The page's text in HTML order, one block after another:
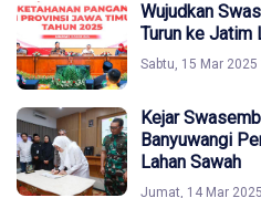
Wujudkan
Turun ke Jatim
Sabtu, 15 Mar 2025
Kejar
Banyuwangi
Lahan Sawah
Jumat, 14 Mar